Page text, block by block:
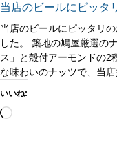
当店のビールにピッタ
当店のビールにピッタリ
した。 築地の鳩屋厳選の
ス」と殻付アーモンドの2
な味わいのナッツで、当
いいね:
読